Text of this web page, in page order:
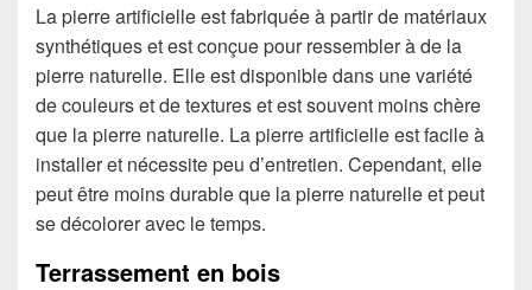
La pierre artificielle est fabriquée à partir de matériaux
synthétiques et est conçue pour ressembler à de la
pierre naturelle. Elle est disponible dans une variété
de couleurs et de textures et est souvent moins chère
que la pierre naturelle. La pierre artificielle est facile à
installer et nécessite peu d’entretien. Cependant, elle
peut être moins durable que la pierre naturelle et peut
se décolorer avec le temps.
Terrassement en bois